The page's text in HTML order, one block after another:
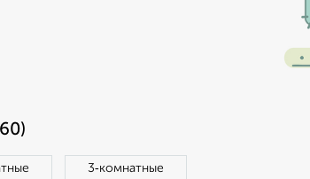
3‑комнатные